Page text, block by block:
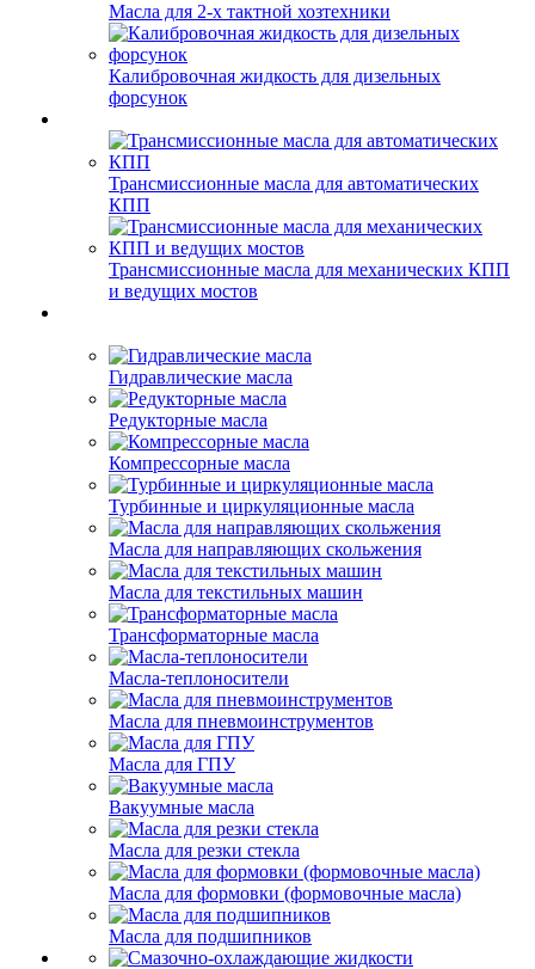
Масла для 2-х тактной хозтехники
Калибровочная жидкость для дизельных
форсунок
Трансмиссионные масла для автоматических
КПП
Трансмиссионные масла для механических КПП
и ведущих мостов
Гидравлические масла
Редукторные масла
Компрессорные масла
Турбинные и циркуляционные масла
Масла для направляющих скольжения
Масла для текстильных машин
Трансформаторные масла
Масла-теплоносители
Масла для пневмоинструментов
Масла для ГПУ
Вакуумные масла
Масла для резки стекла
Масла для формовки (формовочные масла)
Масла для подшипников